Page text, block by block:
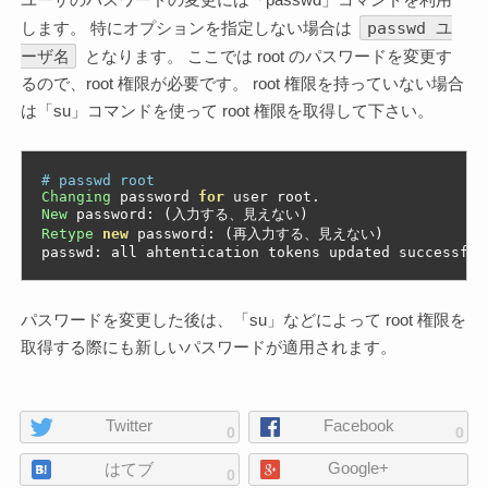
します。 特にオプションを指定しない場合は
passwd ユ
ーザ名
となります。 ここでは root のパスワードを変更す
るので、root 権限が必要です。 root 権限を持っていない場合
は「su」コマンドを使って root 権限を取得して下さい。
# passwd root
Changing password for user root .
New password :
(入力する、見えない)
Retype
new password :
(再入力する、見えない)
passwd : all ahtentication tokens updated
パスワードを変更した後は、「su」などによって root 権限を
取得する際にも新しいパスワードが適用されます。
ペ
ー
ジ
0
Twitter 0
Facebook
0
はてブ Google+